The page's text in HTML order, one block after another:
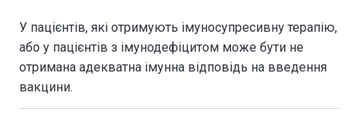
У пацієнтів, які отримують імуносупресивну терапію,
або у пацієнтів з імунодефіцитом може бути не
отримана адекватна імунна відповідь на введення
вакцини.